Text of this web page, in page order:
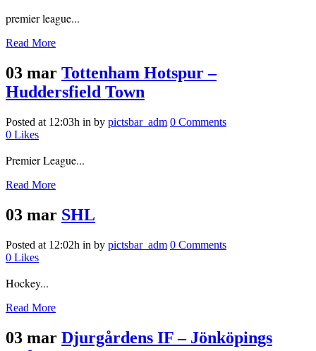
premier league...
Read More
03 mar Tottenham Hotspur –
Huddersfield Town
Posted at 12:03h in by pictsbar_adm 0 Comments
0 Likes
Premier League...
Read More
03 mar SHL
Posted at 12:02h in by pictsbar_adm 0 Comments
0 Likes
Hockey...
Read More
03 mar Djurgårdens IF – Jönköpings